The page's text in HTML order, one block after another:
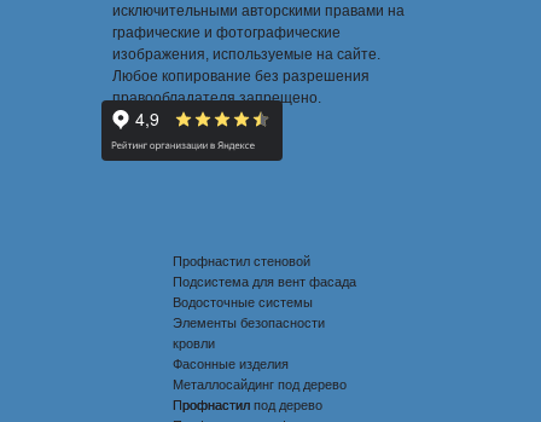
исключительными авторскими правами на
графические и фотографические
изображения, используемые на сайте.
Любое копирование без разрешения
правообладателя запрещено.
Профнастил стеновой
Подсистема для вент фасада
Водосточные системы
Элементы безопасности
кровли
Фасонные изделия
Металлосайдинг под дерево
Профнастил под дерево
Профнастил